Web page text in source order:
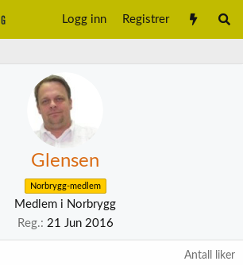
Logg inn Registrer
Glensen
Norbrygg-medlem
Medlem i Norbrygg
Reg. 21 Jun 2016
Antall liker